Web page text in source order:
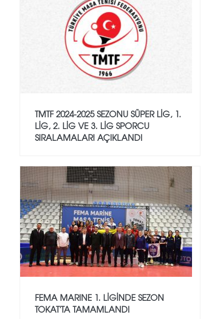
TMTF 2024-2025 SEZONU SÜPER LIG, 1.
LIG, 2. LIG VE 3. LIG SPORCU
SIRALAMALARI AÇIKLANDI
FEMA MARINE 1. LIGINDE SEZON
TOKAT'TA TAMAMLANDI